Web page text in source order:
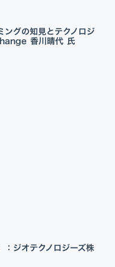
ングの知見とテクノロジ
香川晴代 氏
：ジオテクノロジーズ株